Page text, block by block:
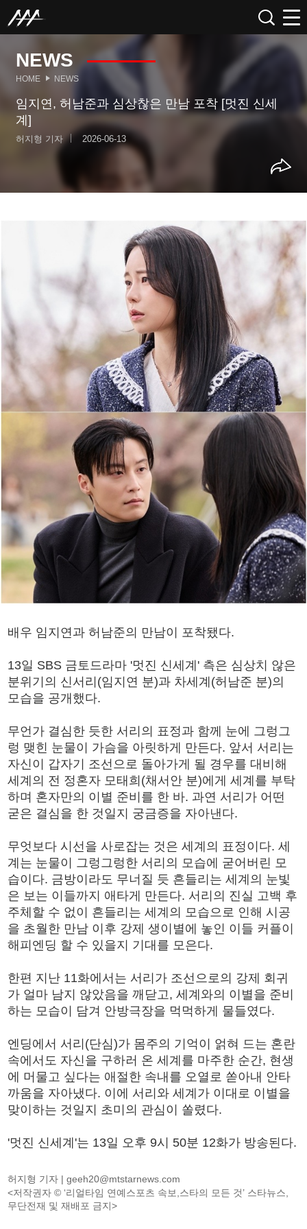
NEWS
HOME NEWS
임지연, 허남준과 심상찮은 만남 포착 [멋진 신세
계]
허지형 기자 2026-06-13
배우 임지연과 허남준의 만남이 포착됐다.
13일 SBS 금토드라마 '멋진 신세계' 측은 심상치 않은
분위기의 신서리(임지연 분)과 차세계(허남준 분)의
모습을 공개했다.
무언가 결심한 듯한 서리의 표정과 함께 눈에 그렁그
렁 맺힌 눈물이 가슴을 아릿하게 만든다. 앞서 서리는
자신이 갑자기 조선으로 돌아가게 될 경우를 대비해
세계의 전 정혼자 모태희(채서안 분)에게 세계를 부탁
하며 혼자만의 이별 준비를 한 바. 과연 서리가 어떤
굳은 결심을 한 것일지 궁금증을 자아낸다.
무엇보다 시선을 사로잡는 것은 세계의 표정이다. 세
계는 눈물이 그렁그렁한 서리의 모습에 굳어버린 모
습이다. 금방이라도 무너질 듯 흔들리는 세계의 눈빛
은 보는 이들까지 애타게 만든다. 서리의 진실 고백 후
주체할 수 없이 흔들리는 세계의 모습으로 인해 시공
을 초월한 만남 이후 강제 생이별에 놓인 이들 커플이
해피엔딩 할 수 있을지 기대를 모은다.
한편 지난 11화에서는 서리가 조선으로의 강제 회귀
가 얼마 남지 않았음을 깨닫고, 세계와의 이별을 준비
하는 모습이 담겨 안방극장을 먹먹하게 물들였다.
엔딩에서 서리(단심)가 몸주의 기억이 얽혀 드는 혼란
속에서도 자신을 구하러 온 세계를 마주한 순간, 현생
에 머물고 싶다는 애절한 속내를 오열로 쏟아내 안타
까움을 자아냈다. 이에 서리와 세계가 이대로 이별을
맞이하는 것일지 초미의 관심이 쏠렸다.
'멋진 신세계'는 13일 오후 9시 50분 12화가 방송된다.
허지형 기자 |geeh20@mtstarnews.com
<저작권자 © ‘리얼타임 연예스포츠 속보,스타의 모든 것’ 스타뉴스,
무단전재 및 재배포 금지>